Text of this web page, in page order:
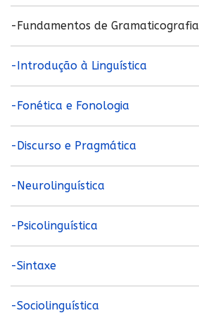
-Fundamentos de Gramaticografia
-Introdução à Linguística
-Fonética e Fonologia
-Discurso e Pragmática
-Neurolinguística
-Psicolinguística
-Sintaxe
-Sociolinguística